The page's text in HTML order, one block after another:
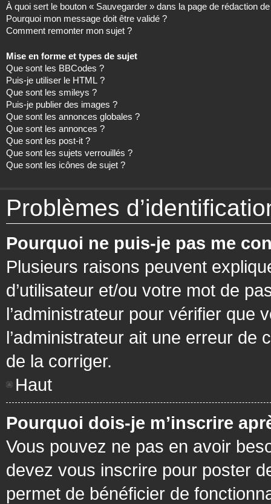
À quoi sert le bouton « Sauvegarder » dans la page de rédaction
Pourquoi mon message doit être validé ?
Comment remonter mon sujet ?
Mise en forme et types de sujet
Que sont les BBCodes ?
Puis-je utiliser le HTML ?
Que sont les smileys ?
Puis-je publier des images ?
Que sont les annonces globales ?
Que sont les annonces ?
Que sont les post-it ?
Que sont les sujets verrouillés ?
Que sont les icônes de sujet ?
Problèmes
Pourquoi ne puis-je pas me
Plusieurs raisons peuvent
d’utilisateur et/ou votre mot de
l’administrateur pour vérifier que
l’administrateur ait une erreur de
de la corriger.
Haut
Pourquoi dois-je m’inscrire
Vous pouvez ne pas en avoir
devez vous inscrire pour poster
permet de bénéficier de